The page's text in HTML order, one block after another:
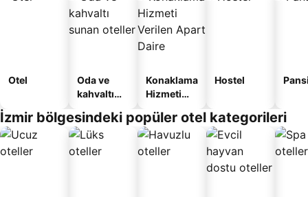
Otel
Oda ve
kahvaltı
oteller
Konaklama
Hizmeti
Apart
Daire
Hostel
İzmir bölgesindeki popüler otel kategorileri